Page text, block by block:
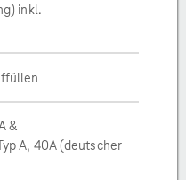
inkl.
&
A, 40A (deutscher